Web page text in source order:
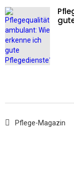
Pflege-Magazin